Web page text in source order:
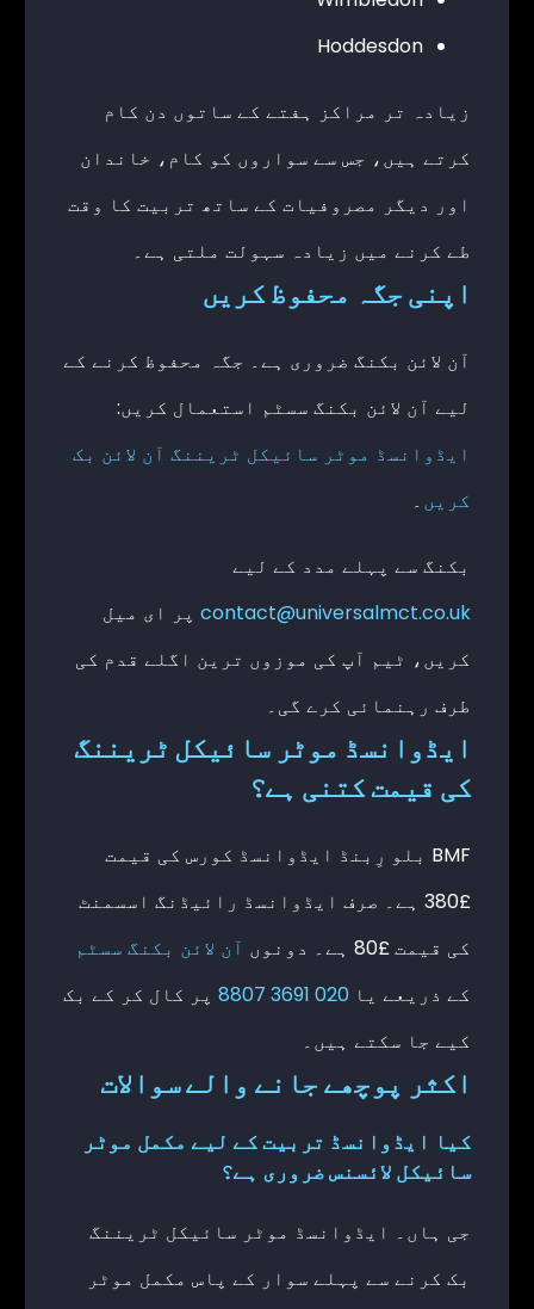
Hoddesdon
زیادہ تر مراکز ہفتے کے ساتوں دن کام
کرتے ہیں، جس سے سواروں کو کام، خاندان
اور دیگر مصروفیات کے ساتھ تربیت کا وقت
طے کرنے میں زیادہ سہولت ملتی ہے۔
اپنی جگہ محفوظ کریں
آن لائن بکنگ ضروری ہے۔ جگہ محفوظ کرنے کے
لیے آن لائن بکنگ سسٹم استعمال کریں:
ایڈوانسڈ موٹر سائیکل ٹریننگ آن لائن بک
کریں۔
بکنگ سے پہلے مدد کے لیے
contact@universalmct.co.ukپر ای میل
کریں، ٹیم آپ کی موزوں ترین اگلے قدم کی
طرف رہنمائی کرے گی۔
ایڈوانسڈ موٹر سائیکل ٹریننگ
کی قیمت کتنی ہے؟
BMF بلو رِبنڈ ایڈوانسڈ کورس کی قیمت
£380 ہے۔ صرف ایڈوانسڈ رائیڈنگ اسسمنٹ
کی قیمت £80 ہے۔ دونوں
آن لائن بکنگ سسٹم
کے ذریعے یا 020 3691 8807
پر کال کر کے بک
کیے جا سکتے ہیں۔
اکثر پوچھے جانے والے سوالات
کیا ایڈوانسڈ تربیت کے لیے مکمل موٹر
سائیکل لائسنس ضروری ہے؟
جی ہاں۔ ایڈوانسڈ موٹر سائیکل ٹریننگ
بک کرنے سے پہلے سوار کے پاس مکمل موٹر